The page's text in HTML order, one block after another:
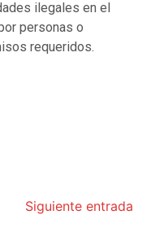
ilegales en el
personas o
requeridos.
Siguiente entrada